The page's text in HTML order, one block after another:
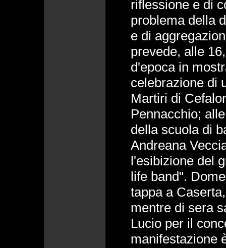
riflessione e di
problema della
e di
prevede, alle
d'epoca in
celebrazione di
Martiri di
Pennacchio;
della scuola di
Andreana
l'esibizione del
life band".
tappa a
mentre di sera
Lucio per il
manifestazione